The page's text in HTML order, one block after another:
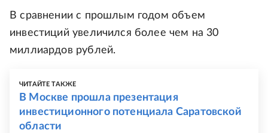
В сравнении с прошлым годом объем
инвестиций увеличился более чем на 30
миллиардов рублей.
ЧИТАЙТЕ ТАКЖЕ
В Москве прошла презентация
инвестиционного потенциала Саратовской
области